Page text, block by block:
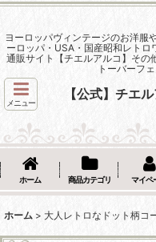
ヨーロッパヴィンテージのお洋服
ーロッパ・USA・国産昭和レト
通販サイト【チエルアルコ】その
トーバーフ
メニュー
【公式】チエ
ホーム 商品カテゴリ マイペ
ホーム > 大人レトロなドット柄コ